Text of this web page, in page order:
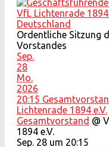
Ordentliche Sitzung
Vorstandes
Sep.
28
Mo.
2026
20:15
Lichtenrade 1894 e.V.
Gesamtvorstand @
1894 e.V.
Sep. 28 um 20:15